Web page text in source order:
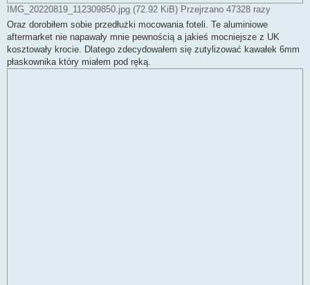
IMG_20220819_112309850.jpg (72.92 KiB) Przejrzano 47328 razy
Oraz dorobiłem sobie przedłużki mocowania foteli. Te aluminiowe
aftermarket nie napawały mnie pewnością a jakieś mocniejsze z UK
kosztowały krocie. Dlatego zdecydowałem się zutylizować kawałek 6mm
płaskownika który miałem pod ręką.